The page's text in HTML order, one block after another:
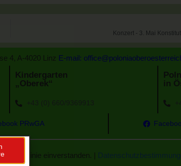
Konzert - 3. Mai
4, A-4020 Linz E-mail:
Kindergarten
„Oberek“
+43 (0) 660/9369913
in
PRwGA
Richtlinie einverstanden. |